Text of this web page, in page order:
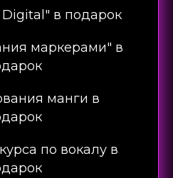
в подарок
маркерами" в
манги в
по вокалу в